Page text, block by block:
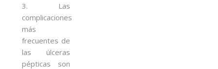
3. Las
complicaciones
más
frecuentes de
las úlceras
pépticas son